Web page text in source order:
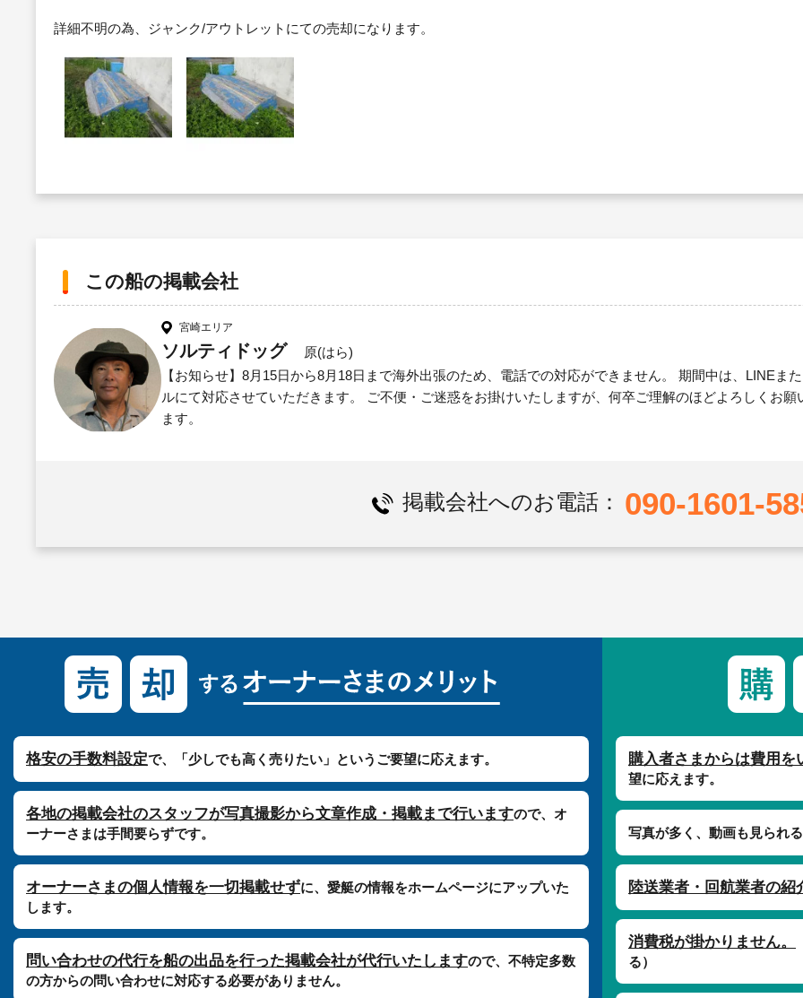
詳細不明の為、ジャンク/アウトレットにての売却になります。
この船の掲載会社
宮崎エリア
ソルティドッグ
原(はら)
【お知らせ】8月15日から8月18日まで海外出張のため、電話での対応ができません。 期間中は、LINEま
ルにて対応させていただきます。 ご不便・ご迷惑をお掛けいたしますが、何卒ご理解のほどよろしくお願
ます。
掲載会社へのお電話： 090-1601-
格安の手数料設定で、「少しでも高く売りたい」というご要望に応えます。
各地の掲載会社のスタッフが写真撮影から文章作成・掲載まで行いますので、オ
ーナーさまは手間要らずです。
オーナーさまの個人情報を一切掲載せずに、愛艇の情報をホームページにアップいた
します。
問い合わせの代行を船の出品を行った掲載会社が代行いたしますので、不特定多数
の方からの問い合わせに対応する必要がありません。
購入者さまからは費用を
望に応えます。
写真が多く、動画も見られ
陸送業者・回航業者の紹
消費税が掛かりません。
る）